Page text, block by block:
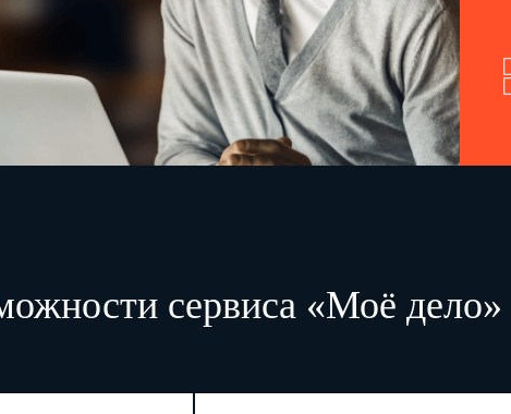
сервиса «Моё дело»